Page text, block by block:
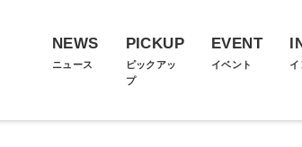
NEWS
ニュース
PICKUP
ピックアッ
プ
EVENT
イベント イ